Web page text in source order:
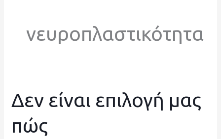
νευροπλαστικότητα
Δεν είναι επιλογή μας
πώς
Δεν
είναι
επιλογή
μας